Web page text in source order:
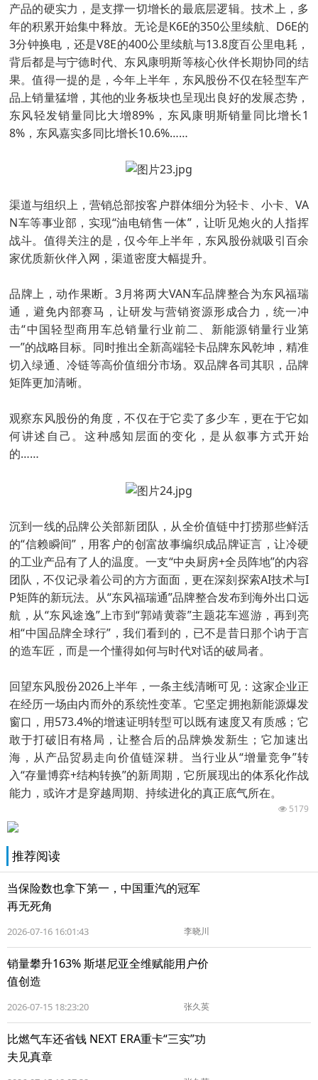
产品的硬实力，是支撑一切增长的最底层逻辑。技术上，多
年的积累开始集中释放。无论是K6E的350公里续航、D6E的
3分钟换电，还是V8E的400公里续航与13.8度百公里电耗，
背后都是与宁德时代、东风康明斯等核心伙伴长期协同的结
果。值得一提的是，今年上半年，东风股份不仅在轻型车产
品上销量猛增，其他的业务板块也呈现出良好的发展态势，
东风轻发销量同比大增89%，东风康明斯销量同比增长1
8%，东风嘉实多同比增长10.6%……
渠道与组织上，营销总部按客户群体细分为轻卡、小卡、VA
N车等事业部，实现“油电销售一体”，让听见炮火的人指挥
战斗。值得关注的是，仅今年上半年，东风股份就吸引百余
家优质新伙伴入网，渠道密度大幅提升。
品牌上，动作果断。3月将两大VAN车品牌整合为东风福瑞
通，避免内部赛马，让研发与营销资源形成合力，统一冲
击“中国轻型商用车总销量行业前二、新能源销量行业第
一”的战略目标。同时推出全新高端轻卡品牌东风乾坤，精准
切入绿通、冷链等高价值细分市场。双品牌各司其职，品牌
矩阵更加清晰。
观察东风股份的角度，不仅在于它卖了多少车，更在于它如
何讲述自己。这种感知层面的变化，是从叙事方式开始
的……
沉到一线的品牌公关部新团队，从全价值链中打捞那些鲜活
的“信赖瞬间”，用客户的创富故事编织成品牌证言，让冷硬
的工业产品有了人的温度。一支“中央厨房+全员阵地”的内容
团队，不仅记录着公司的方方面面，更在深刻探索AI技术与I
P矩阵的新玩法。从“东风福瑞通”品牌整合发布到海外出口远
航，从“东风途逸”上市到“郭靖黄蓉”主题花车巡游，再到亮
相“中国品牌全球行”，我们看到的，已不是昔日那个讷于言
的造车匠，而是一个懂得如何与时代对话的破局者。
回望东风股份2026上半年，一条主线清晰可见：这家企业正
在经历一场由内而外的系统性变革。它坚定拥抱新能源爆发
窗口，用573.4%的增速证明转型可以既有速度又有质感；它
敢于打破旧有格局，让整合后的品牌焕发新生；它加速出
海，从产品贸易走向价值链深耕。当行业从“增量竞争”转
入“存量博弈+结构转换”的新周期，它所展现出的体系化作战
能力，或许才是穿越周期、持续进化的真正底气所在。
5179
推荐阅读
当保险数也拿下第一，中国重汽的冠军
再无死角
2026-07-16 16:01:43 李晓川
销量攀升163% 斯堪尼亚全维赋能用户价
值创造
2026-07-15 18:23:20 张久英
比燃气车还省钱 NEXT ERA重卡“三实”功
夫见真章